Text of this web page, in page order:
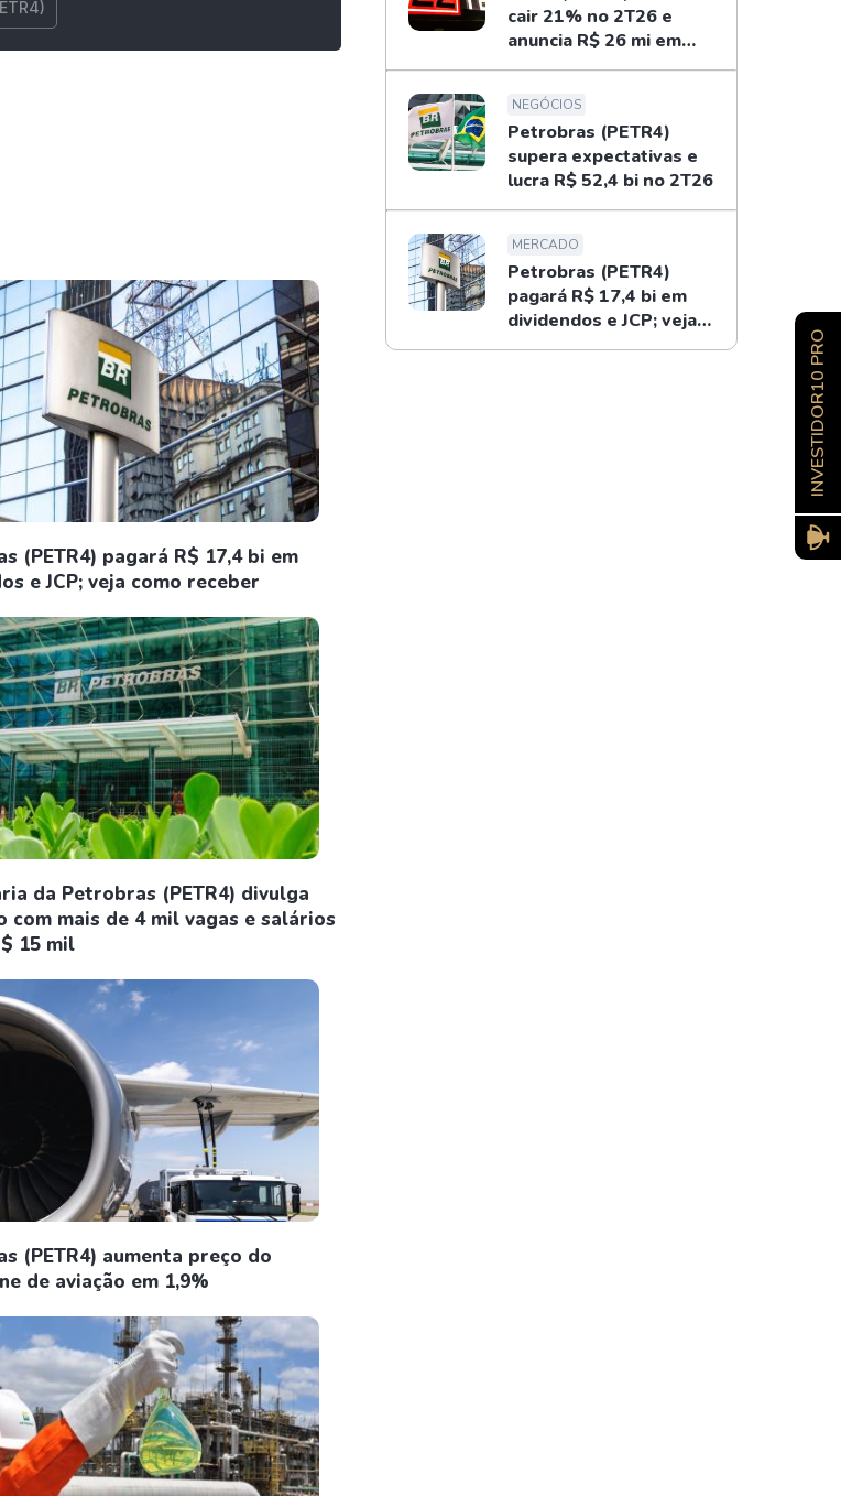
(PETR4) pagará R$ 17,4 bi em
e JCP; veja como receber
da Petrobras (PETR4) divulga
com mais de 4 mil vagas e salários
15 mil
(PETR4) aumenta preço do
de aviação em 1,9%
cair 21% no 2T26 e
anuncia R$ 26 mi em
dividendos
NEGÓCIOS
Petrobras (PETR4)
supera expectativas e
lucra R$ 52,4 bi no 2T26
MERCADO
Petrobras (PETR4)
pagará R$ 17,4 bi em
dividendos e JCP; veja
como receber
INVESTIDOR10 PRO